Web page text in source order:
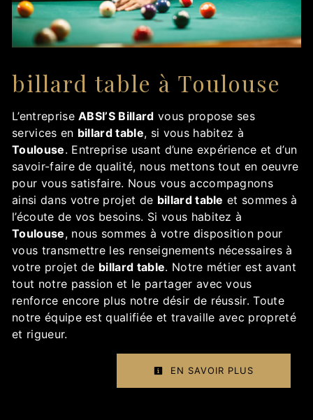
billard table à Toulouse
L’entrepriseABSI’S Billard vous propose ses
services en billard table, si vous habitez à
Toulouse. Entreprise usant d’une expérience et d’un
savoir-faire de qualité, nous mettons tout en oeuvre
pour vous satisfaire. Nous vous accompagnons
ainsi dans votre projet de billard table et sommes à
l’écoute de vos besoins. Si vous habitez à
Toulouse, nous sommes à votre disposition pour
vous transmettre les renseignements nécessaires à
votre projet de billard table. Notre métier est avant
tout notre passion et le partager avec vous
renforce encore plus notre désir de réussir. Toute
notre équipe est qualifiée et travaille avec propreté
et rigueur.
EN SAVOIR PLUS